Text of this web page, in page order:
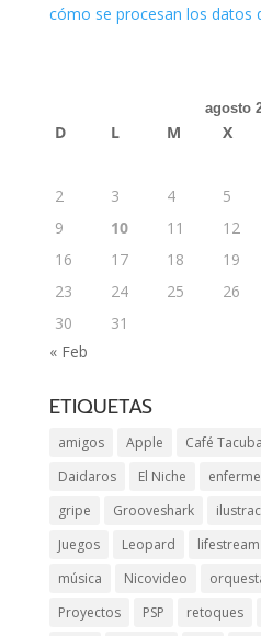
cómo se procesan los datos
agosto
D L M X
2
3 4 5
9
10 11 12
16
17 18 19
23
24 25 26
30
31
« Feb
ETIQUETAS
amigos Apple Café Tacuba
Daidaros
El Niche
gripe
Grooveshark
Juegos
Leopard lifestream
música
Nicovideo
Proyectos
PSP retoques